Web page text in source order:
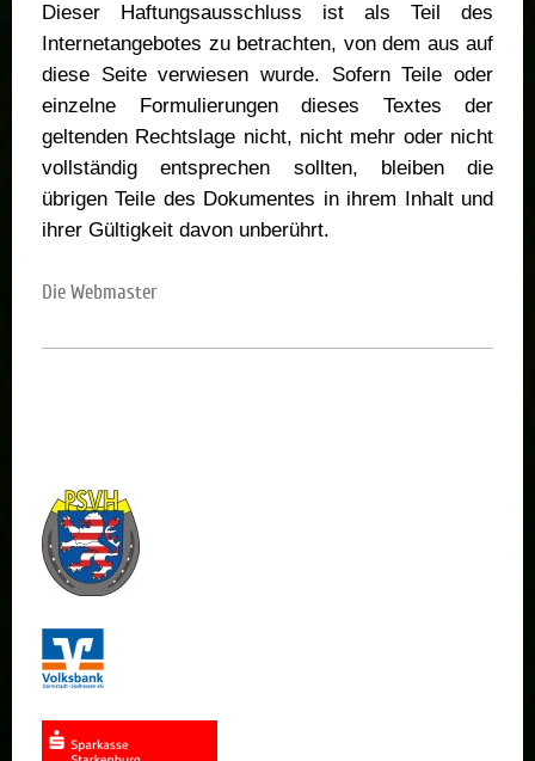
Dieser Haftungsausschluss ist als Teil des
Internetangebotes zu betrachten, von dem aus auf
diese Seite verwiesen wurde. Sofern Teile oder
einzelne Formulierungen dieses Textes der
geltenden Rechtslage nicht, nicht mehr oder nicht
vollständig entsprechen sollten, bleiben die
übrigen Teile des Dokumentes in ihrem Inhalt und
ihrer Gültigkeit davon unberührt.
Die Webmaster